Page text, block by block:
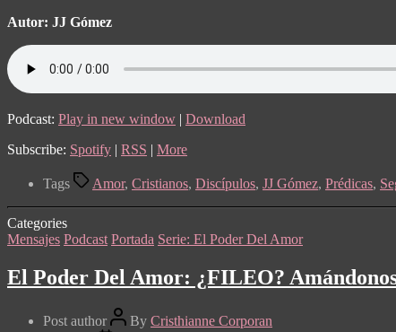
Autor: JJ Gómez
Podcast: Play in new window | Download
Subscribe: Spotify | RSS | More
Tags Amor, Cristianos, Discípulos, JJ Gómez, Prédicas,
Categories
Mensajes Podcast Portada Serie: El Poder Del Amor
El Poder Del Amor: ¿FILEO?
Post author By Cristhianne Corporan